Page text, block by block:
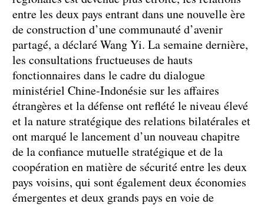
entre les deux pays entrant dans une nouvelle ère
de construction d’une communauté d’avenir
partagé, a déclaré Wang Yi. La semaine dernière,
les consultations fructueuses de hauts
fonctionnaires dans le cadre du dialogue
ministériel Chine-Indonésie sur les affaires
étrangères et la défense ont reflété le niveau élevé
et la nature stratégique des relations bilatérales et
ont marqué le lancement d’un nouveau chapitre
de la confiance mutuelle stratégique et de la
coopération en matière de sécurité entre les deux
pays voisins, qui sont également deux économies
émergentes et deux grands pays en voie de